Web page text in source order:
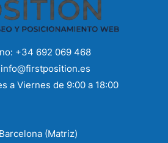
+34 692 069 468
info@firstposition.es​
a Viernes de 9:00 a 18:00
(Matriz)